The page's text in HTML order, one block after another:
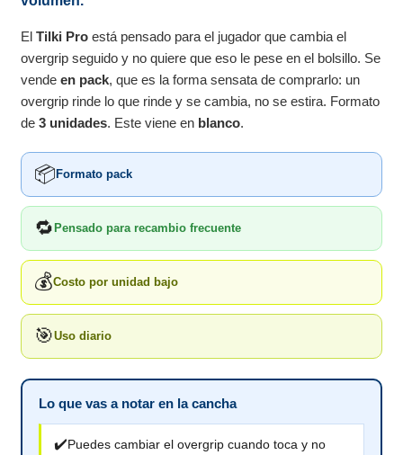
ElTilki Pro está pensado para el jugador que cambia el
overgrip seguido y no quiere que eso le pese en el bolsillo. Se
vendeen pack, que es la forma sensata de comprarlo: un
overgrip rinde lo que rinde y se cambia, no se estira. Formato
de3 unidades. Este viene en blanco.
📦Formato pack
🔁Pensado para recambio frecuente
💰Costo por unidad bajo
🎯Uso diario
Lo que vas a notar en la cancha
✔️Puedes cambiar el overgrip cuando toca y no